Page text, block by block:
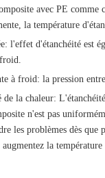
avec PE comme
la température
l'effet d'étanchéité est
à froid: la pression
la chaleur:
n'est pas
les problèmes dès
la